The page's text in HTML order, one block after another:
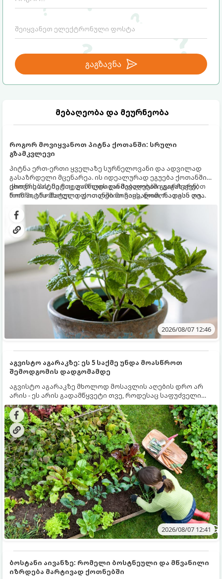
გაგზავნა
მებაღეობა და მეურნეობა
როგორ მოვიყვანოთ პიტნა ქოთანში: სრული
გზამკვლევი
პიტნა ერთ-ერთი ყველაზე სურნელოვანი და ადვილად
გასაზრდელი მცენარეა. ის იდეალურად ეგუება ქოთანში
ცხოვრებას, მეტიც, გამოცდილი მებაღეები გვირჩევენ,
რომ პიტნა მხოლოდ ქოთანში მოვიყვანოთ, რადგან ღია
გრუნტში (ბაღში) დარგვისას ის ფესვებით ძალიან
სწრაფად ვრცელდება და სხვა მცენარეებს ავიწროებს.
ქოთნის პიტნა მთელი წლის განმავლობაში გაგახარებთ
ნორჩი, არომატული ფოთლებით ჩაის, ლიმონათისა თუ
კერძებისთვის.
2026/08/07 12:46
აგვისტო აგარაკზე: ეს 5 საქმე უნდა მოასწროთ
შემოდგომის დადგომამდე
აგვისტო აგარაკზე მხოლოდ მოსავლის აღების დრო არ
არის - ეს არის გადამწყვეტი თვე, როდესაც საფუძველი
ეყრება მომავალი წლის მოსავალს და ბაღი მზადდება
შემოდგომა-ზამთრის სეზონისთვის. იმისათვის, რომ
ნიადაგმა ენერგია აღიდგინოს, ხოლო მცენარეებმა
ზამთარს გაუძლონ, აგვისტოს ბოლომდე 5
მნიშვნელოვანი საქმის გაკეთება უნდა მოასწროთ:
2026/08/07 12:41
ბოსტანი აივანზე: რომელი ბოსტნეული და მწვანილი
იზრდება მარტივად ქოთნებში